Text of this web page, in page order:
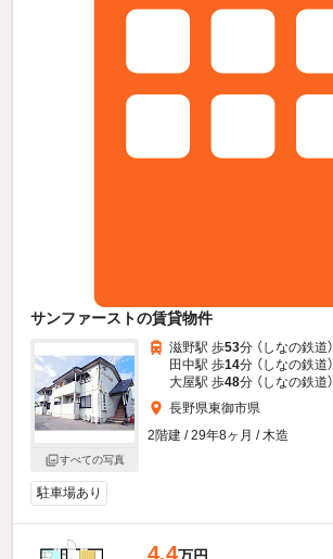
サンファーストの賃貸物件
すべての写真
滋野駅 歩53分 （しなの鉄道）
田中駅 歩14分 （しなの鉄道）
大屋駅 歩48分 （しなの鉄道）
長野県東御市県
2階建 / 29年8ヶ月 / 木造
駐車場あり
4.4